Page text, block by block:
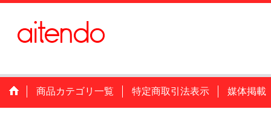
商品カテゴリ一覧 特定商取引法表示 媒体掲載